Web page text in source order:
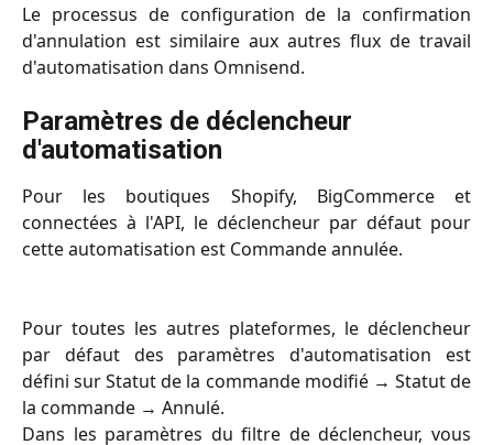
Le processus de configuration de la confirmation
d'annulation est similaire aux autres flux de travail
d'automatisation dans Omnisend.
Paramètres de déclencheur
d'automatisation
Pour les boutiques Shopify, BigCommerce et
connectées à l'API, le déclencheur par défaut pour
cette automatisation est Commande annulée.
Pour toutes les autres plateformes, le déclencheur
par défaut des paramètres d'automatisation est
défini sur Statut de la commande modifié → Statut de
la commande → Annulé.
Dans les paramètres du filtre de déclencheur, vous